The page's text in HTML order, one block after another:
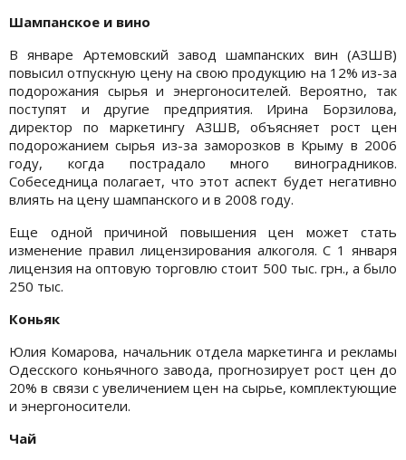
Шампанское и вино
В январе Артемовский завод шампанских вин (АЗШВ)
повысил отпускную цену на свою продукцию на 12% из-за
подорожания сырья и энергоносителей. Вероятно, так
поступят и другие предприятия. Ирина Борзилова,
директор по маркетингу АЗШВ, объясняет рост цен
подорожанием сырья из-за заморозков в Крыму в 2006
году, когда пострадало много виноградников.
Собеседница полагает, что этот аспект будет негативно
влиять на цену шампанского и в 2008 году.
Еще одной причиной повышения цен может стать
изменение правил лицензирования алкоголя. С 1 января
лицензия на оптовую торговлю стоит 500 тыс. грн., а было
250 тыс.
Коньяк
Юлия Комарова, начальник отдела маркетинга и рекламы
Одесского коньячного завода, прогнозирует рост цен до
20% в связи с увеличением цен на сырье, комплектующие
и энергоносители.
Чай